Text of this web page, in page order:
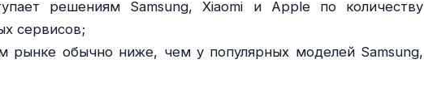
решениям Samsung, Xiaomi и Apple по количеству
сервисов;
рынке обычно ниже, чем у популярных моделей Samsung,